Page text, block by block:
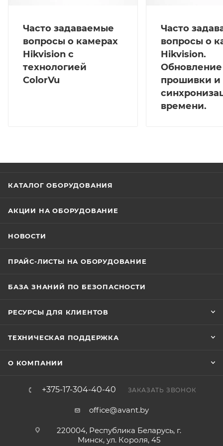
Часто задаваемые
вопросы о камерах
Hikvision с
технологией
ColorVu
Часто
вопросы о
Hikvision.
Обновление
прошивки и
времени.
КАТАЛОГ ОБОРУДОВАНИЯ
АКЦИИ НА ОБОРУДОВАНИЕ
НОВОСТИ
ПРАЙС-ЛИСТЫ НА ОБОРУДОВАНИЕ
БАЗА ЗНАНИЙ ПО БЕЗОПАСНОСТИ
РЕСУРСЫ ДЛЯ КЛИЕНТОВ
ТЕХНИЧЕСКАЯ ПОДДЕРЖКА
О КОМПАНИИ
+375-17-304-40-40 ЗАКАЗАТЬ ЗВОНОК
office@avant.by
220004, Республика Беларусь, г.
Минск, ул. Короля, 45